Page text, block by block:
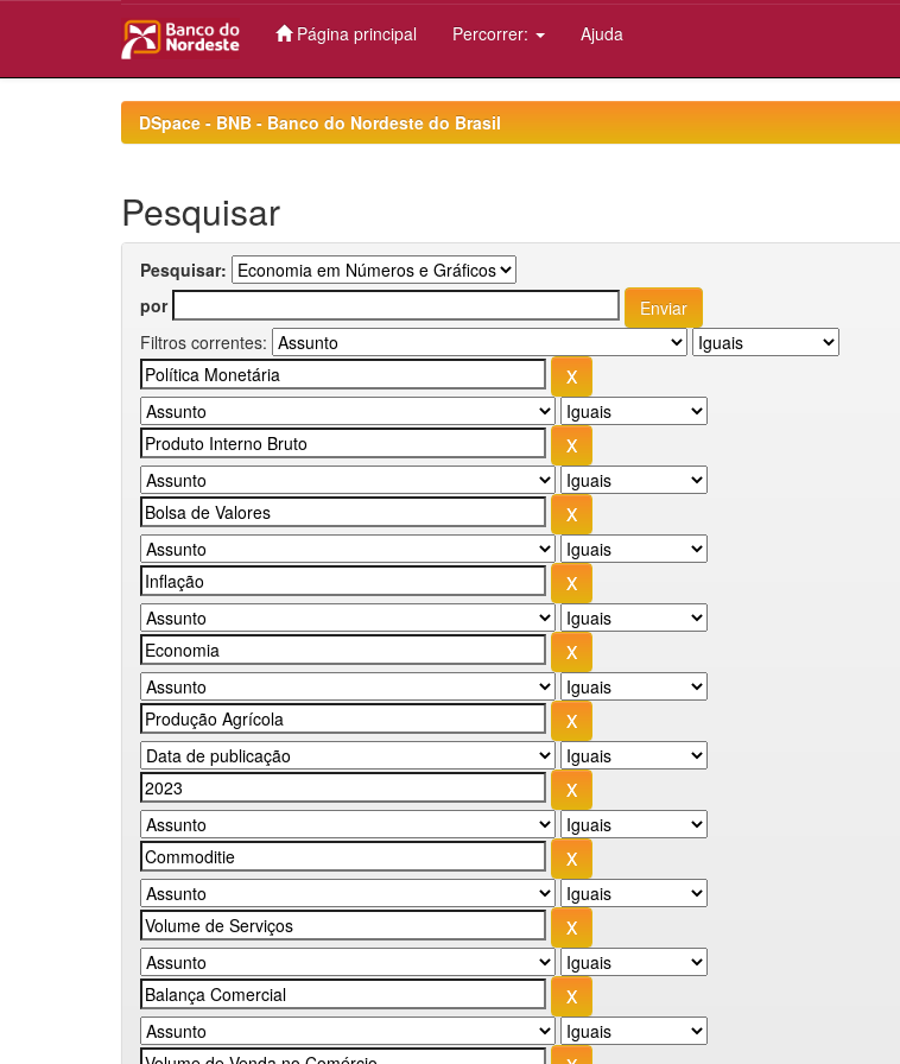
Página principal Percorrer: Ajuda
DSpace - BNB - Banco do Nordeste do Brasil
Pesquisar
Pesquisar:
por
Filtros correntes: